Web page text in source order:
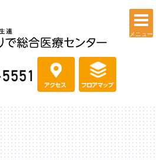
メニュー